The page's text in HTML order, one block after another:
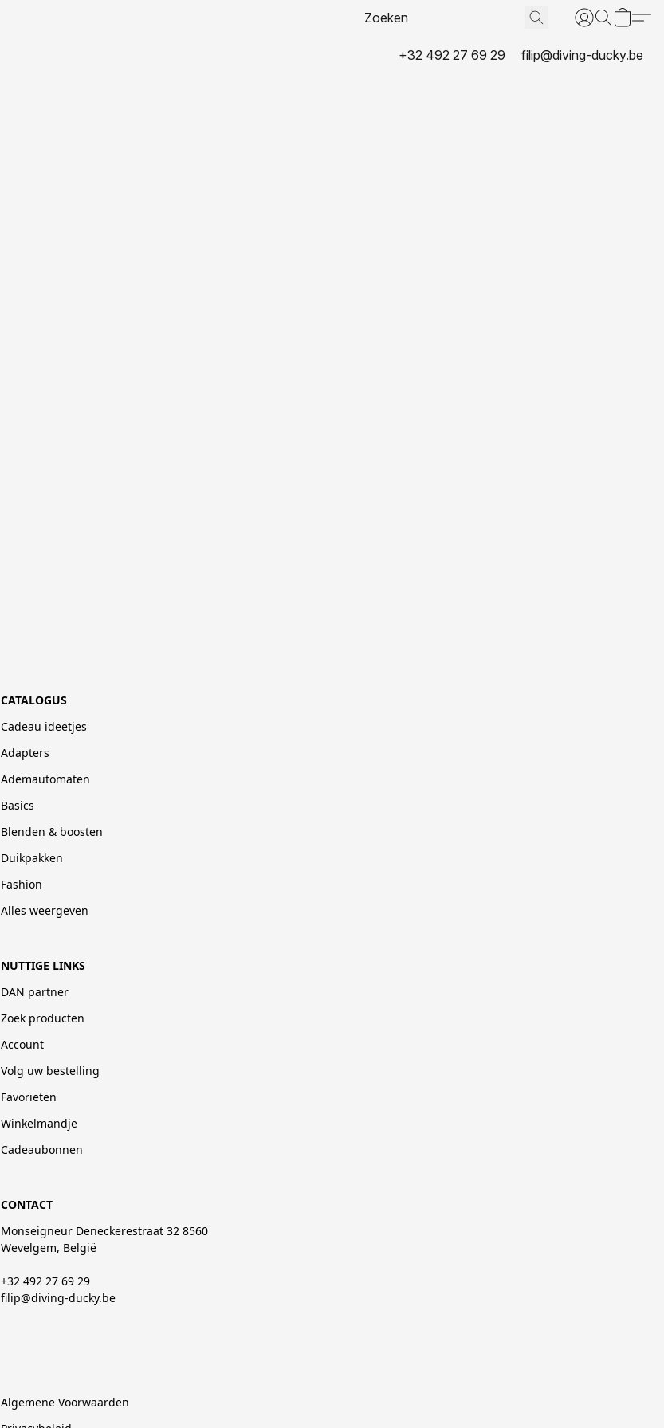
+32 492 27 69 29 filip@diving-ducky.be
CATALOGUS
Cadeau ideetjes
Adapters
Ademautomaten
Basics
Blenden & boosten
Duikpakken
Fashion
Alles weergeven
NUTTIGE LINKS
DAN partner
Zoek producten
Account
Volg uw bestelling
Favorieten
Winkelmandje
Cadeaubonnen
CONTACT
Monseigneur Deneckerestraat 32 8560
Wevelgem, België
+32 492 27 69 29
filip@diving-ducky.be
Algemene Voorwaarden